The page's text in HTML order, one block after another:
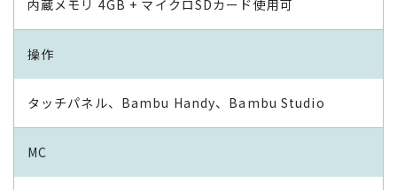
内蔵メモリ 4GB + マイクロSDカード使用可
操作
タッチパネル、Bambu Handy、Bambu Studio
MC